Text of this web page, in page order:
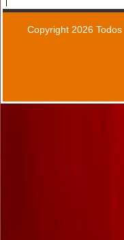
Copyright 2026